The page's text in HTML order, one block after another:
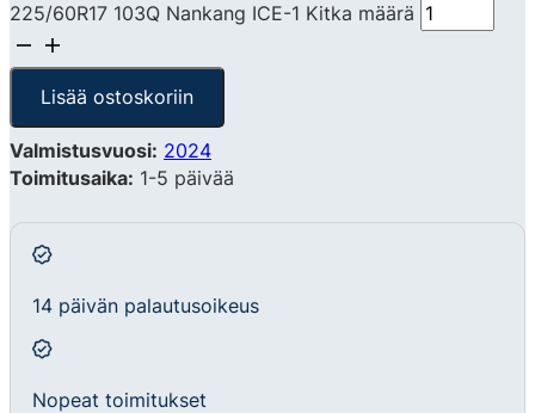
225/60R17 103Q Nankang ICE-1 Kitka määrä
Lisää ostoskoriin
Valmistusvuosi: 2024
Toimitusaika: 1-5 päivää
14 päivän palautusoikeus
Nopeat toimitukset